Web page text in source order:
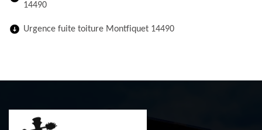
14490
Urgence fuite toiture Montfiquet 14490